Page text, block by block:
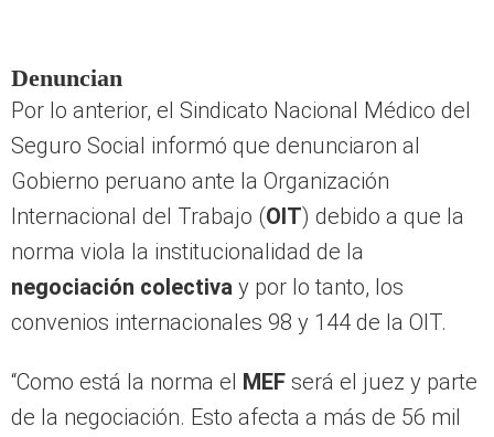
Denuncian
Por lo anterior, el Sindicato Nacional Médico del
Seguro Social informó que denunciaron al
Gobierno peruano ante la Organización
Internacional del Trabajo (OIT) debido a que la
norma viola la institucionalidad de la
negociación colectiva y por lo tanto, los
convenios internacionales 98 y 144 de la OIT.
“Como está la norma el MEF será el juez y parte
de la negociación. Esto afecta a más de 56 mil